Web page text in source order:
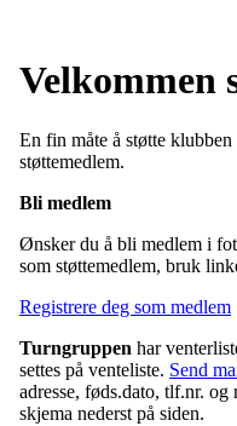
Velkommen
En fin måte å støtte
støttemedlem.
Bli medlem
Ønsker du å bli medlem i
som støttemedlem, bruk
Registrere deg som medlem
Turngruppen har
settes på venteliste. Send
adresse, føds.dato, tlf.nr.
skjema nederst på siden.